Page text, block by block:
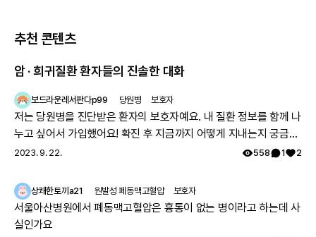
추천 콘텐츠
암 · 희귀질환 환자들의 진솔한 대화
보드라운레서판다p99 당원병 보호자
저는 당원병을 진단받은 환자의 보호자예요. 내 질환 정보를 함께 나
누고 싶어서 가입했어요! 확진 후 지금까지 어떻게 지내는지 궁금해
요 🔍
2023. 9. 22. 558 1 2
상쾌한토끼a21 원발성 폐동맥고혈압 보호자
서울아산병원에서 폐동맥고혈압은 흉통이 없는 병이라고 하는데 사
실인가요